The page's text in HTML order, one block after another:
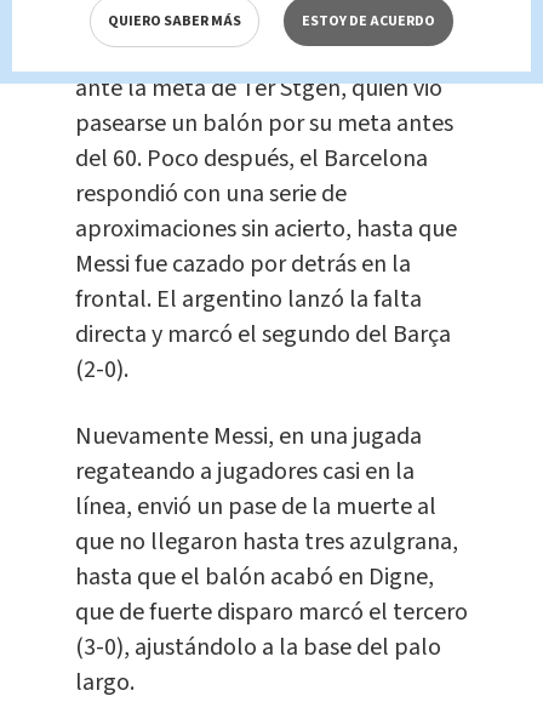
La entrada de Djurdjevic coincidió con
la fase más insistente de Olympiacos
ante la meta de Ter Stgen, quien vio
pasearse un balón por su meta antes
del 60. Poco después, el Barcelona
respondió con una serie de
aproximaciones sin acierto, hasta que
Messi fue cazado por detrás en la
frontal. El argentino lanzó la falta
directa y marcó el segundo del Barça
(2-0).
Nuevamente Messi, en una jugada
regateando a jugadores casi en la
línea, envió un pase de la muerte al
que no llegaron hasta tres azulgrana,
hasta que el balón acabó en Digne,
que de fuerte disparo marcó el tercero
(3-0), ajustándolo a la base del palo
largo.
QUIERO SABER MÁS ESTOY DE ACUERDO